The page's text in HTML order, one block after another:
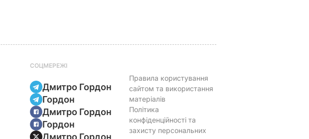
СОЦМЕРЕЖІ
Дмитро Гордон
Гордон
Дмитро Гордон
Гордон
Дмитро Гордон
Правила користування
сайтом та використання
матеріалів
Політика
конфіденційності та
захисту персональних